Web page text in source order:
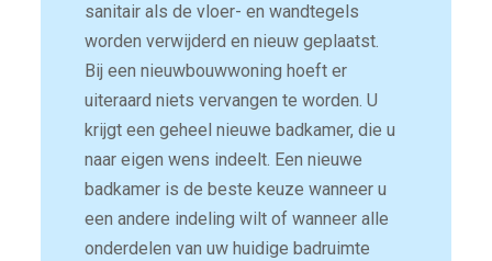
sanitair als de vloer- en wandtegels
worden verwijderd en nieuw geplaatst.
Bij een nieuwbouwwoning hoeft er
uiteraard niets vervangen te worden. U
krijgt een geheel nieuwe badkamer, die u
naar eigen wens indeelt. Een nieuwe
badkamer is de beste keuze wanneer u
een andere indeling wilt of wanneer alle
onderdelen van uw huidige badruimte